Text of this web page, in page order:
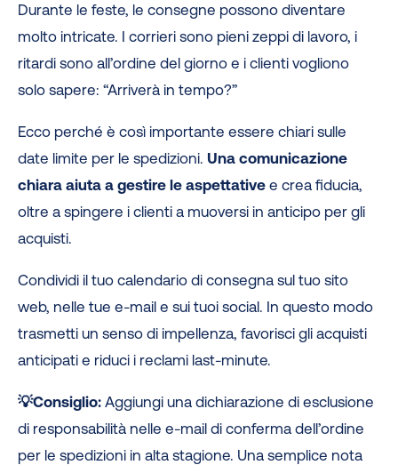
Durante le feste, le consegne possono diventare
molto intricate. I corrieri sono pieni zeppi di lavoro, i
ritardi sono all’ordine del giorno e i clienti vogliono
solo sapere: “Arriverà in tempo?”
Ecco perché è così importante essere chiari sulle
date limite per le spedizioni. Una comunicazione
chiara aiuta a gestire le aspettative e crea fiducia,
oltre a spingere i clienti a muoversi in anticipo per gli
acquisti.
Condividi il tuo calendario di consegna sul tuo sito
web, nelle tue e-mail e sui tuoi social. In questo modo
trasmetti un senso di impellenza, favorisci gli acquisti
anticipati e riduci i reclami last-minute.
💡Consiglio: Aggiungi una dichiarazione di esclusione
di responsabilità nelle e-mail di conferma dell’ordine
per le spedizioni in alta stagione. Una semplice nota